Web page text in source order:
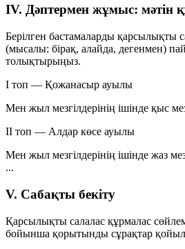
IV. Дәптермен жұмыс: мәтін
Берілген бастамаларды қарсылықты
(мысалы: бірақ, алайда, дегенмен)
толықтырыңыз.
I топ — Қожанасыр ауылы
Мен жыл мезгілдерінің ішінде қыс
II топ — Алдар көсе ауылы
Мен жыл мезгілдерінің ішінде жаз
...
V. Сабақты бекіту
Қарсылықты салалас құрмалас
бойынша қорытынды сұрақтар